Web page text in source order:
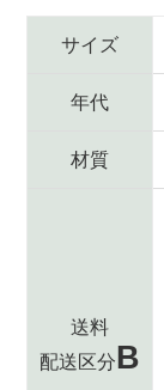
サイズ
年代
材質
送料
配送区分B